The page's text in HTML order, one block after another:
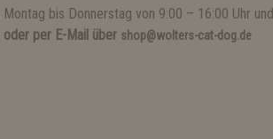
bis Donnerstag von 9:00 – 16:00 Uhr und
oder per E-Mail über shop@wolters-cat-dog.de